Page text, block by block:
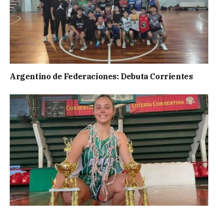
Argentino de Federaciones: Debuta Corrientes